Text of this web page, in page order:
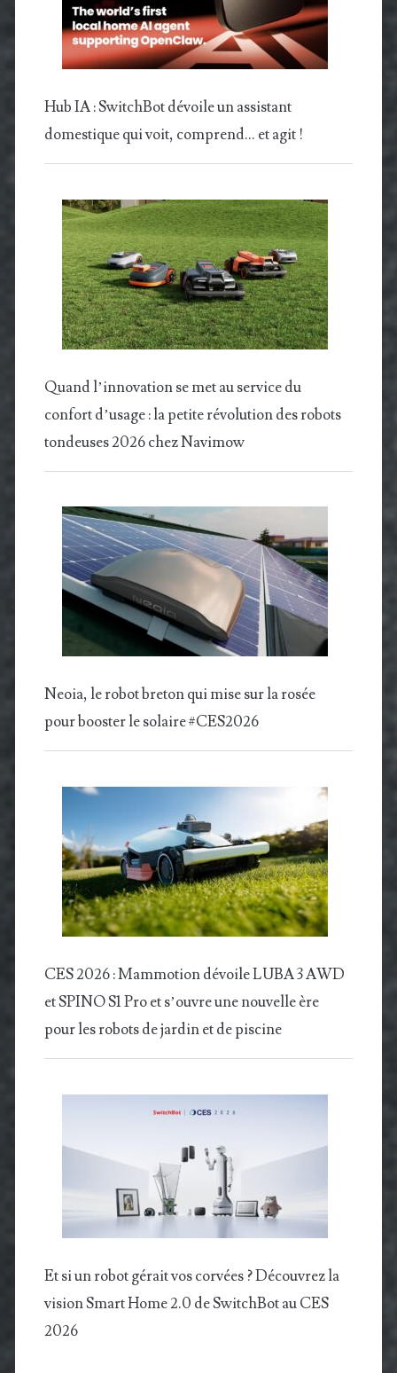
Hub IA : SwitchBot dévoile un assistant
domestique qui voit, comprend… et agit !
Quand l’innovation se met au service du
confort d’usage : la petite révolution des robots
tondeuses 2026 chez Navimow
Neoia, le robot breton qui mise sur la rosée
pour booster le solaire #CES2026
CES 2026 : Mammotion dévoile LUBA 3 AWD
et SPINO S1 Pro et s’ouvre une nouvelle ère
pour les robots de jardin et de piscine
Et si un robot gérait vos corvées ? Découvrez la
vision Smart Home 2.0 de SwitchBot au CES
2026